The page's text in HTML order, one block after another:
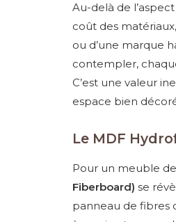
Au-delà de
coût des
ou d’une marque
contempler,
C’est une valeur
espace bien
Le MDF
Pour un meuble
Fiberboard) se
panneau de fibres